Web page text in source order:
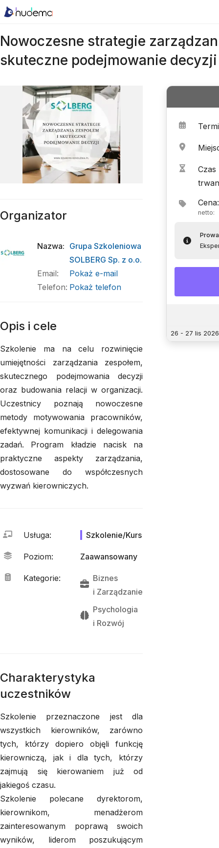
Nowoczesne strategie
skuteczne podejmowanie decyzji
Czas
Cena:
netto:
26 - 27 lis 2026
Organizator
Nazwa: Grupa Szkoleniowa
SOLBERG Sp. z o.o.
Email:
Pokaż e-mail
Telefon: Pokaż telefon
Opis i cele
Szkolenie ma na celu rozwinięcie
umiejętności zarządzania zespołem,
skutecznego podejmowania decyzji
oraz budowania relacji w organizacji.
Uczestnicy poznają nowoczesne
metody motywowania pracowników,
efektywnej komunikacji i delegowania
zadań. Program kładzie nacisk na
praktyczne aspekty zarządzania,
dostosowane do współczesnych
wyzwań kierowniczych.
Usługa: Szkolenie/Kurs
Poziom: Zaawansowany
Kategorie:
Biznes
i Zarządzanie
Psychologia
i Rozwój
Charakterystyka
uczestników
Szkolenie przeznaczone jest dla
wszystkich kierowników, zarówno
tych, którzy dopiero objęli funkcję
kierowniczą, jak i dla tych, którzy
zajmują się kierowaniem już od
jakiegoś czasu.
Szkolenie polecane dyrektorom,
kierownikom, menadżerom
zainteresowanym poprawą swoich
wyników, liderom poszukującym